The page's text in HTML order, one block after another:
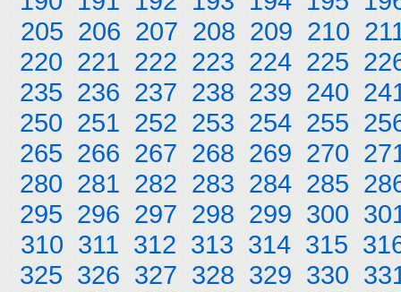
205 206 207 208 209 210
220 221 222 223 224 225
235 236 237 238 239 240
250 251 252 253 254 255
265 266 267 268 269 270
280 281 282 283 284 285
295 296 297 298 299 300
310 311 312 313 314 315
325 326 327 328 329 330